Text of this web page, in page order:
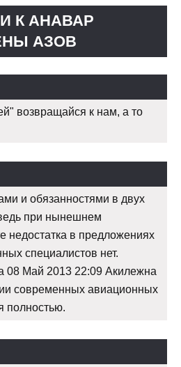
К АНАВАР
АЗОВ
возвращайся к нам, а то
и обязанностями в двух
при нынешнем
недостатка в предложениях
специалистов нет.
08 Май 2013 22:09 Акилежна
современных авиационных
полностью.